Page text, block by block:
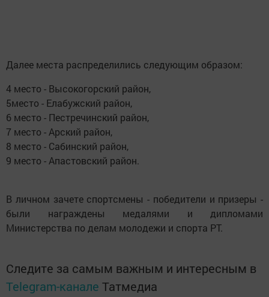
Далее места распределились следующим образом:
4 место - Высокогорский район,
5место - Елабужский район,
6 место - Пестречинский район,
7 место - Арский район,
8 место - Сабинский район,
9 место - Апастовский район.
В личном зачете спортсмены - победители и призеры -
были награждены медалями и дипломами
Министерства по делам молодежи и спорта РТ.
Следите за самым важным и интересным в
Telegram-канале Татмедиа